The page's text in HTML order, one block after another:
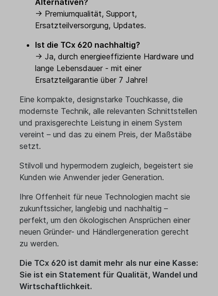
Alternativen?
→ Premiumqualität, Support,
Ersatzteilversorgung, Updates.
Ist die TCx 620 nachhaltig?
→ Ja, durch energieeffiziente Hardware und
lange Lebensdauer - mit einer
Ersatzteilgarantie über 7 Jahre!
Eine kompakte, designstarke Touchkasse, die
modernste Technik, alle relevanten Schnittstellen
und praxisgerechte Leistung in einem System
vereint – und das zu einem Preis, der Maßstäbe
setzt.
Stilvoll und hypermodern zugleich, begeistert sie
Kunden wie Anwender jeder Generation.
Ihre Offenheit für neue Technologien macht sie
zukunftssicher, langlebig und nachhaltig –
perfekt, um den ökologischen Ansprüchen einer
neuen Gründer- und Händlergeneration gerecht
zu werden.
Die TCx 620 ist damit mehr als nur eine Kasse:
Sie ist ein Statement für Qualität, Wandel und
Wirtschaftlichkeit.